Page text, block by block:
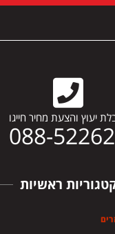
יעוץ והצעת מחיר חייגו
088-
ראשיות